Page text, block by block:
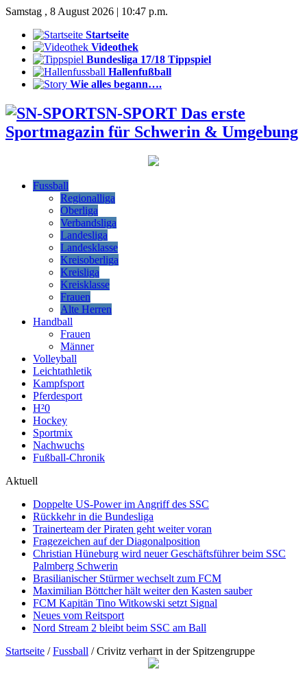
Samstag , 8 August 2026 | 10:47 p.m.
Startseite
Videothek
Bundesliga 17/18 Tippspiel
Hallenfußball
Wie alles begann….
SN-SPORT Das erste
Sportmagazin für Schwerin & Umgebung
Fussball
Regionalliga
Oberliga
Verbandsliga
Landesliga
Landesklasse
Kreisoberliga
Kreisliga
Kreisklasse
Frauen
Alte Herren
Handball
Frauen
Männer
Volleyball
Leichtathletik
Kampfsport
Pferdesport
H²0
Hockey
Sportmix
Nachwuchs
Fußball-Chronik
Aktuell
Doppelte US-Power im Angriff des SSC
Rückkehr in die Bundesliga
Trainerteam der Piraten geht weiter voran
Fragezeichen auf der Diagonalposition
Christian Hüneburg wird neuer Geschäftsführer beim SSC
Palmberg Schwerin
Brasilianischer Stürmer wechselt zum FCM
Maximilian Böttcher hält weiter den Kasten sauber
FCM Kapitän Tino Witkowski setzt Signal
Neues vom Reitsport
Nord Stream 2 bleibt beim SSC am Ball
Startseite / Fussball / Crivitz verharrt in der Spitzengruppe